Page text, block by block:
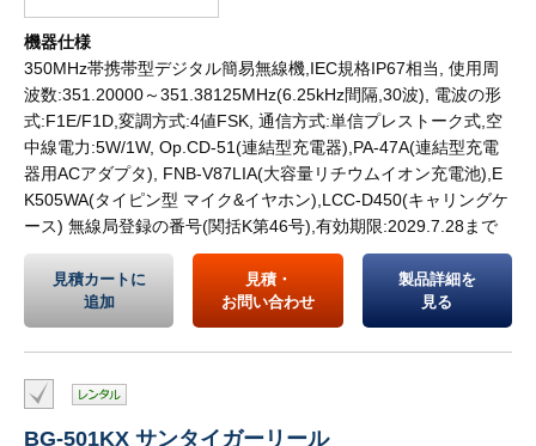
機器仕様
350MHz帯携帯型デジタル簡易無線機,IEC規格IP67相当, 使用周
波数:351.20000～351.38125MHz(6.25kHz間隔,30波), 電波の形
式:F1E/F1D,変調方式:4値FSK, 通信方式:単信プレストーク式,空
中線電力:5W/1W, Op.CD-51(連結型充電器),PA-47A(連結型充電
器用ACアダプタ), FNB-V87LIA(大容量リチウムイオン充電池),E
K505WA(タイピン型 マイク&イヤホン),LCC-D450(キャリングケ
ース) 無線局登録の番号(関括K第46号),有効期限:2029.7.28まで
見積カートに
追加
見積・
お問い合わせ
製品詳細を
見る
BG-501KX サンタイガーリール